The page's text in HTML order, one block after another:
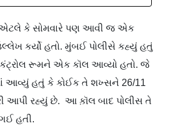
એટલે કે સોમવારે પણ આવી જ એક
કર્યો હતો. મુંબઈ પોલીસે કહ્યું હતું
કંટ્રોલ રૂમને એક કૉલ આવ્યો હતો. જે
આવ્યું હતું કે કોઈક તે શખ્સને 26/11
આપી રહ્યું છે. આ ક઼ૉલ બાદ પોલીસ તે
હતી.